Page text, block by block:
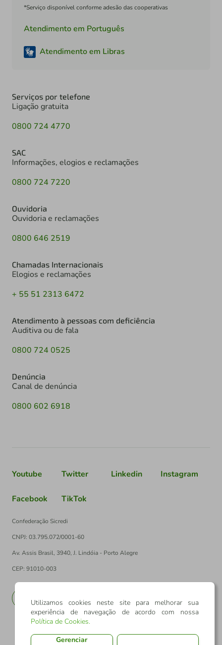
*Serviço disponível conforme adesão das cooperativas
Atendimento em Português
Atendimento em Libras
Serviços por telefone
Ligação gratuita
0800 724 4770
SAC
Informações, elogios e reclamações
0800 724 7220
Ouvidoria
Ouvidoria e reclamações
0800 646 2519
Chamadas Internacionais
Elogios e reclamações
+ 55 51 2313 6472
Atendimento à pessoas com deficiência
Auditiva ou de fala
0800 724 0525
Denúncia
Canal de denúncia
0800 602 6918
Youtube Twitter Linkedin Instagram
Facebook TikTok
Confederação Sicredi
CNPJ: 03.795.072/0001-60
Av. Assis Brasil, 3940, J. Lindóia - Porto Alegre
CEP: 91010-003
Utilizamos cookies neste site para melhorar sua
experiência de navegação de acordo com nossa
Política de Cookies.
Gerenciar